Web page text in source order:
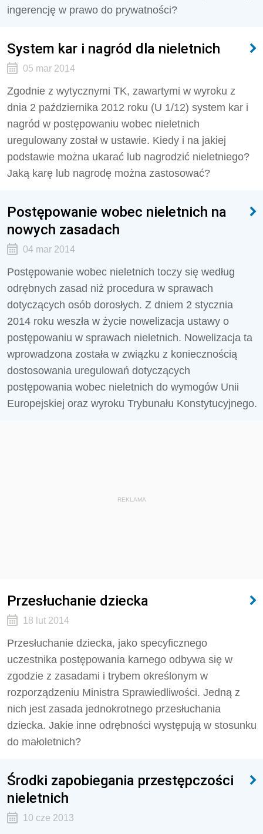
ingerencję w prawo do prywatności?
System kar i nagród dla nieletnich
05 mar 2014
Zgodnie z wytycznymi TK, zawartymi w wyroku z
dnia 2 października 2012 roku (U 1/12) system kar i
nagród w postępowaniu wobec nieletnich
uregulowany został w ustawie. Kiedy i na jakiej
podstawie można ukarać lub nagrodzić nieletniego?
Jaką karę lub nagrodę można zastosować?
Postępowanie wobec nieletnich na
nowych zasadach
04 mar 2014
Postępowanie wobec nieletnich toczy się według
odrębnych zasad niż procedura w sprawach
dotyczących osób dorosłych. Z dniem 2 stycznia
2014 roku weszła w życie nowelizacja ustawy o
postępowaniu w sprawach nieletnich. Nowelizacja ta
wprowadzona została w związku z koniecznością
dostosowania uregulowań dotyczących
postępowania wobec nieletnich do wymogów Unii
Europejskiej oraz wyroku Trybunału Konstytucyjnego.
REKLAMA
Przesłuchanie dziecka
18 lut 2014
Przesłuchanie dziecka, jako specyficznego
uczestnika postępowania karnego odbywa się w
zgodzie z zasadami i trybem określonym w
rozporządzeniu Ministra Sprawiedliwości. Jedną z
nich jest zasada jednokrotnego przesłuchania
dziecka. Jakie inne odrębności występują w stosunku
do małoletnich?
Środki zapobiegania przestępczości
nieletnich
10 cze 2013